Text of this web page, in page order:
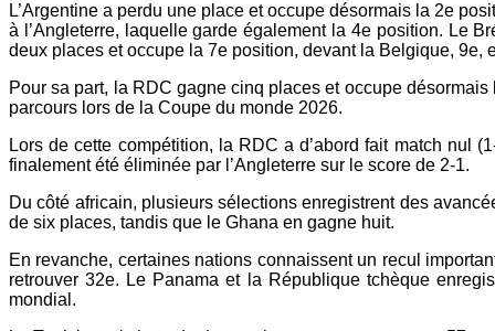
L’Argentine a perdu une place et occupe désormais la 2e
à l’Angleterre, laquelle garde également la 4e position. Le
deux places et occupe la 7e position, devant la Belgique, 9e,
Pour sa part, la RDC gagne cinq places et occupe
parcours lors de la Coupe du monde 2026.
Lors de cette compétition, la RDC a d’abord fait match nul
finalement été éliminée par l’Angleterre sur le score de 2-1.
Du côté africain, plusieurs sélections enregistrent des
de six places, tandis que le Ghana en gagne huit.
En revanche, certaines nations connaissent un recul
retrouver 32e. Le Panama et la République tchèque
mondial.